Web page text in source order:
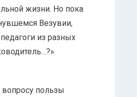
жизни. Но пока
Везувии,
из разных
пользы